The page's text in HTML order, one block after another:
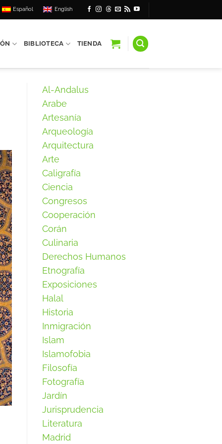
Español English
BIBLIOTECA TIENDA
Al-Andalus
Arabe
Artesanía
Arqueología
Arquitectura
Arte
Caligrafía
Ciencia
Congresos
Cooperación
Corán
Culinaria
Derechos Humanos
Etnografía
Exposiciones
Halal
Historia
Inmigración
Islam
Islamofobia
Filosofía
Fotografía
Jardín
Jurisprudencia
Literatura
Madrid